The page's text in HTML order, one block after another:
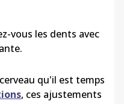
vous les dents avec
qu'il est temps
, ces ajustements